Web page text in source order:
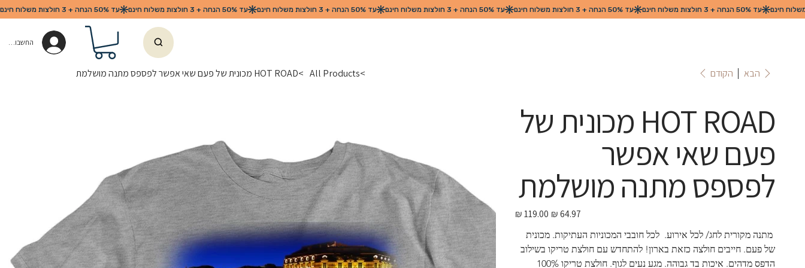
החשבון שלי
>
All Products
>HOT ROAD מכונית של פעם שאי אפשר לפספס מתנה מושלמת הקודם הבא
HOT ROAD מכונית של
פעם שאי אפשר
לפספס מתנה מושלמת
מחיר
מקורי
מחיר
מבצע
מתנה מקורית לחג/ לכל אירוע.  לכל חובבי המכוניות העתיקות. מכונית
של פעם. חייבים חולצה כזאת בארון! להתחדש עם חולצת טריקו בשילוב